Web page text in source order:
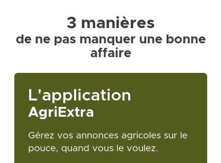
3 manières
de ne pas manquer une bonne
affaire
L'application
AgriExtra
Gérez vos annonces agricoles sur le
pouce, quand vous le voulez.